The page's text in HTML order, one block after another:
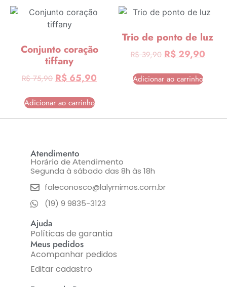
Conjunto coração
tiffany
R$75,90 R$65,90
Adicionar ao carrinho
Trio de ponto de luz
R$39,90 R$29,90
Adicionar ao carrinho
Atendimento
Horário de Atendimento
Segunda à sábado das 8h às 18h
faleconosco@lalymimos.com.br
(19) 9 9835-3123
Ajuda
Políticas de garantia
Meus pedidos
Acompanhar pedidos
Editar cadastro